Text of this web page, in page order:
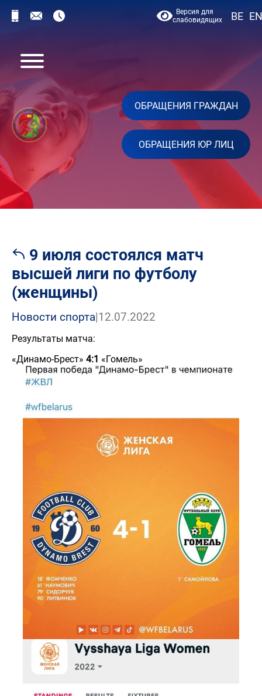
Версия для
слабовидящих
BE EN
ОБРАЩЕНИЯ ГРАЖДАН
ОБРАЩЕНИЯ ЮР ЛИЦ
9 июля состоялся матч
высшей лиги по футболу
(женщины)
Новости спорта|12.07.2022
Результаты матча:
«Динамо-Брест» 4:1 «Гомель»